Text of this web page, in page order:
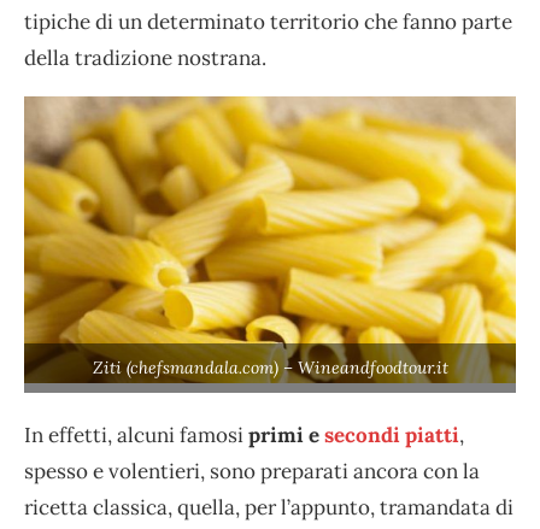
tipiche di un determinato territorio che fanno parte
della tradizione nostrana.
Ziti (chefsmandala.com) – Wineandfoodtour.it
In effetti, alcuni famosiprimi esecondi piatti,
spesso e volentieri, sono preparati ancora con la
ricetta classica, quella, per l’appunto, tramandata di